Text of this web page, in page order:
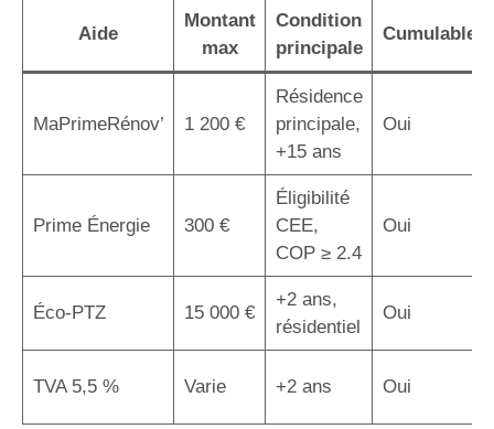
Aide
Montant
max
Condition
principale
Cumulable
MaPrimeRénov’ 1 200 €
Résidence
principale,
+15 ans
Oui
Prime Énergie 300 €
Éligibilité
CEE,
COP ≥ 2.4
Oui
Éco-PTZ 15 000 €
+2 ans,
résidentiel
Oui
TVA 5,5 % Varie +2 ans Oui